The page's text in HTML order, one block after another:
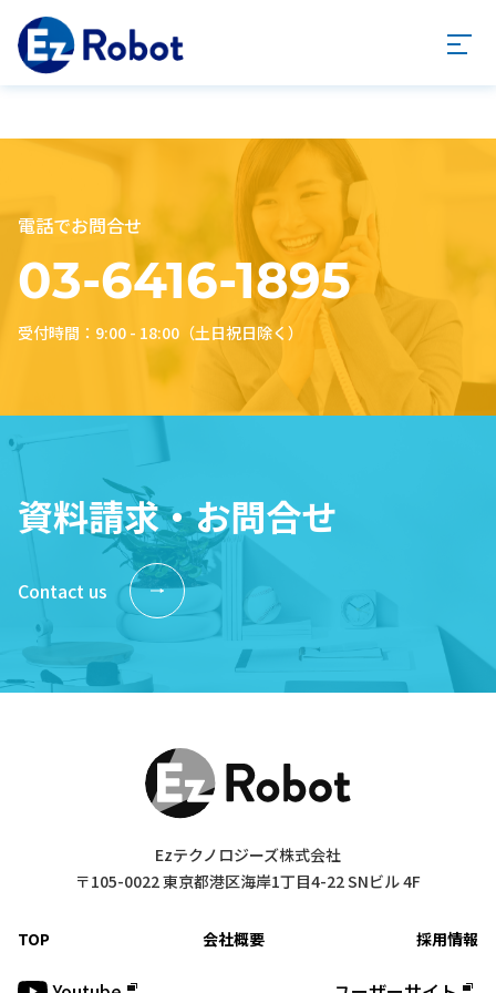
電話でお問合せ
03-6416-1895
受付時間：9:00 - 18:00（土日祝日除く）
資料請求・お問合せ
Contact us
Ezテクノロジーズ株式会社
〒105-0022 東京都港区海岸1丁目4-22 SNビル 4F
TOP 会社概要 採用情報